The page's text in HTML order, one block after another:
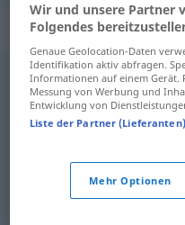
Synonyme
Vetternwirtschaft,Filz
(wertloses) Zeug
Gelumpe (ugs.), Schrott
Wir und unsere Partner
Folgendes
Genaue Geolocation-Daten
Identifikation aktiv abfragen.
Informationen auf einem Gerät.
Messung von Werbung und
Entwicklung von
Liste der Partner (Lieferanten)
Mehr Optionen